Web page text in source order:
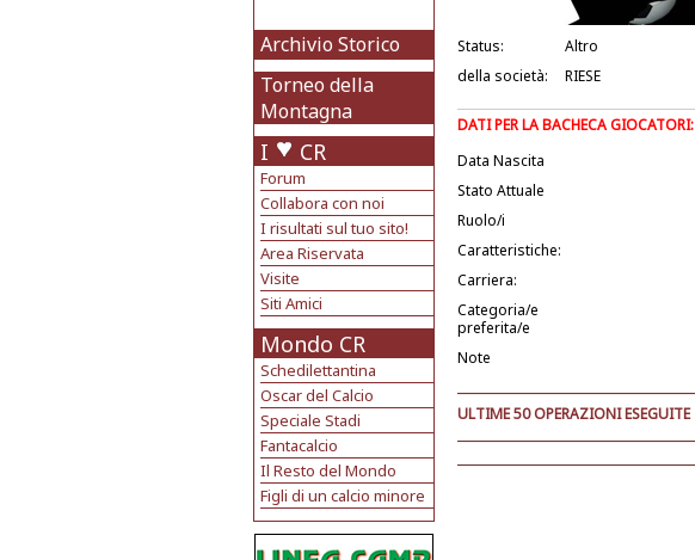
Archivio Storico
Torneo della
Montagna
I CR
Forum
Collabora con noi
I risultati sul tuo sito!
Area Riservata
Visite
Siti Amici
Mondo CR
Schedilettantina
Oscar del Calcio
Speciale Stadi
Fantacalcio
Il Resto del Mondo
Figli di un calcio minore
Status:
Altro
della società:
RIESE
DATI PER LA BACHECA GIOCATORI:
Data Nascita
Stato Attuale
Ruolo/i
Caratteristiche:
Carriera:
Categoria/e
preferita/e
Note
ULTIME 50 OPERAZIONI ESEGUITE